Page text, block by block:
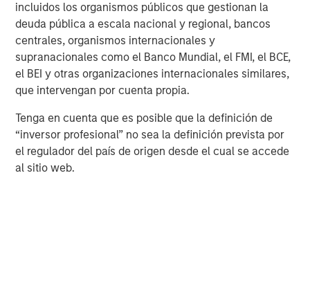
incluidos los organismos públicos que gestionan la
deuda pública a escala nacional y regional, bancos
centrales, organismos internacionales y
supranacionales como el Banco Mundial, el FMI, el BCE,
el BEI y otras organizaciones internacionales similares,
que intervengan por cuenta propia.
Tenga en cuenta que es posible que la definición de
“inversor profesional” no sea la definición prevista por
el regulador del país de origen desde el cual se accede
al sitio web.
market. Elevated home prices, higher mortgage rates,
and limited existing home inventory have materially
widened the cost differential between owning and
renting. This has extended renter tenure, supported
renewal rates, and reduced elasticity of demand even
amid slower job growth. Challenged for-sale affordability
from 2025 to 2028 as the home ownership rate declines
from 65.6% to 64.7%.
Demographic trends further reinforce this dynamic. Large